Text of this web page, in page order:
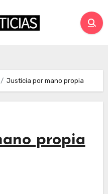
Justicia por mano propia
propia